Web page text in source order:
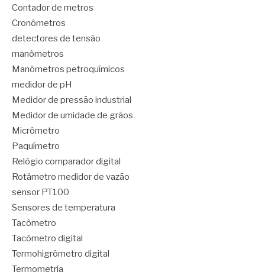
Contador de metros
Cronômetros
detectores de tensão
manômetros
Manômetros petroquímicos
medidor de pH
Medidor de pressão industrial
Medidor de umidade de grãos
Micrômetro
Paquímetro
Relógio comparador digital
Rotâmetro medidor de vazão
sensor PT100
Sensores de temperatura
Tacômetro
Tacômetro digital
Termohigrômetro digital
Termometria